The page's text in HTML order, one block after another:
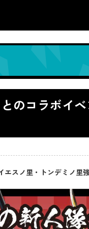
のコラボイ
スノ里・トンデミノ里